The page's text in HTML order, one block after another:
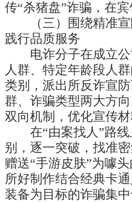
传“杀猪盘”诈骗，在
（三）围绕精准宣
践行品质服务
电诈分子在成立公
人群、特定年龄段人
类别，派出所反诈宣
群、诈骗类型两大方
双向机制，优化宣传
在“由案找人”路线
别，逐一突破，找准
赠送“手游皮肤”为噱
所好制作结合经典卡
装备为目标的诈骗集